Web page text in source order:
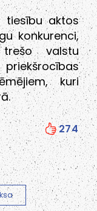
tiesību aktos
konkurenci,
valstu
kuri
274